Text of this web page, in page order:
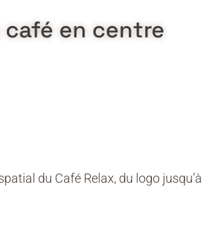
en centre
du Café Relax, du logo jusqu’à